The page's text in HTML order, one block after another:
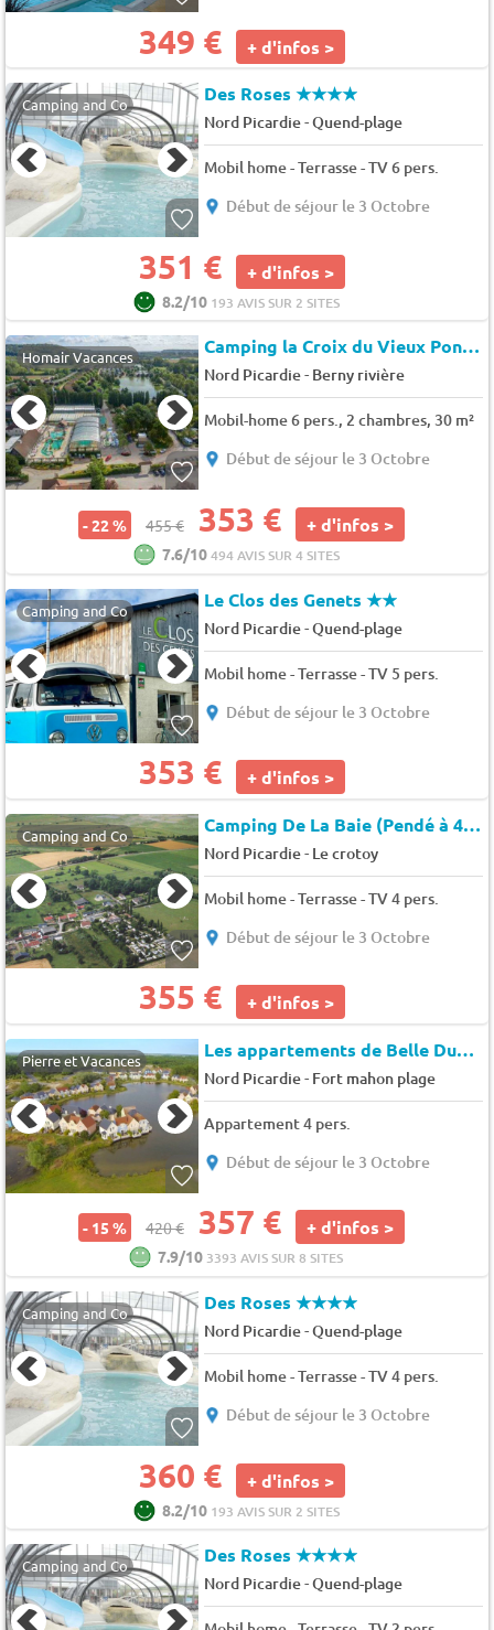
349 € + d'infos >
Camping and Co Des Roses★★★★
Nord Picardie-Quend-plage
Mobil home - Terrasse - TV 6 pers.
Début de séjour le 3 Octobre
351 € + d'infos >
8.2/10 193 AVIS SUR 2 SITES
Homair Vacances Camping la Croix du Vieux Pont
Nord Picardie- Berny rivière
Mobil-home 6 pers., 2 chambres, 30 m²
Début de séjour le 3 Octobre
- 22 % 455 € 353 € + d'infos >
7.6/10494 AVIS SUR 4 SITES
Camping and Co Le Clos des Genets★★
Nord Picardie-Quend-plage
Mobil home - Terrasse - TV 5 pers.
Début de séjour le 3 Octobre
353 € + d'infos >
Camping and Co Camping De La Baie (Pendé à 4 km)
Nord Picardie- Le crotoy
Mobil home - Terrasse - TV 4 pers.
Début de séjour le 3 Octobre
355 € + d'infos >
Pierre et Vacances Les appartements de Belle Dune
Nord Picardie- Fort mahon plage
Appartement 4 pers.
Début de séjour le 3 Octobre
- 15 % 420 € 357 € + d'infos >
7.9/10 3393 AVIS SUR 8 SITES
Camping and Co Des Roses★★★★
Nord Picardie-Quend-plage
Mobil home - Terrasse - TV 4 pers.
Début de séjour le 3 Octobre
360 € + d'infos >
8.2/10 193 AVIS SUR 2 SITES
Camping and Co Des Roses★★★★
Nord Picardie-Quend-plage